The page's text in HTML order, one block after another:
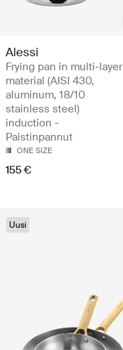
Alessi
Frying pan in multi-layer
material (AISI 430,
aluminum, 18/10
stainless steel)
induction -
Paistinpannut
ONE SIZE
155 €
Uusi